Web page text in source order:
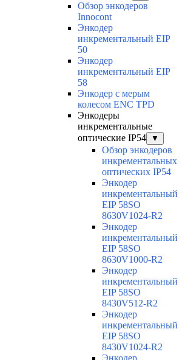
Обзор энкодеров
Innocont
Энкодер
инкрементальный EIP
50
Энкодер
инкрементальный EIP
58
Энкодер с мерым
колесом ENC TPD
Энкодеры
инкрементальные
оптические IP54
▼
Обзор энкодеров
инкрементальных
оптических IP54
Энкодер
инкрементальный
EIP 58SO
8630V1024-R2
Энкодер
инкрементальный
EIP 58SO
8630V1000-R2
Энкодер
инкрементальный
EIP 58SO
8430V512-R2
Энкодер
инкрементальный
EIP 58SO
8430V1024-R2